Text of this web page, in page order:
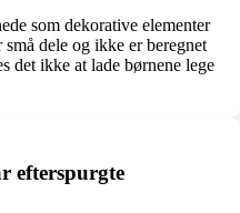
som dekorative elementer
dele og ikke er beregnet
det ikke at lade børnene lege
efterspurgte